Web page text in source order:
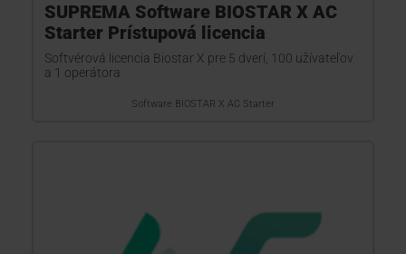
SUPREMA Software BIOSTAR X AC
Starter Prístupová licencia
Softvérová licencia Biostar X pre 5 dverí, 100 užívateľov
a 1 operátora
Software BIOSTAR X AC Starter